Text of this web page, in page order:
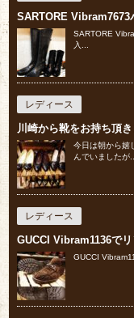
SARTORE Vibram7673
SARTORE
入...
レディース
川崎から靴をお持ち頂
今日は朝から嬉
んでいましたが...
レディース
GUCCI Vibram1136で
GUCCI